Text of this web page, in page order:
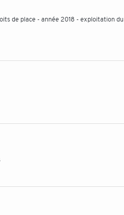
de place - année 2018 - exploitation du